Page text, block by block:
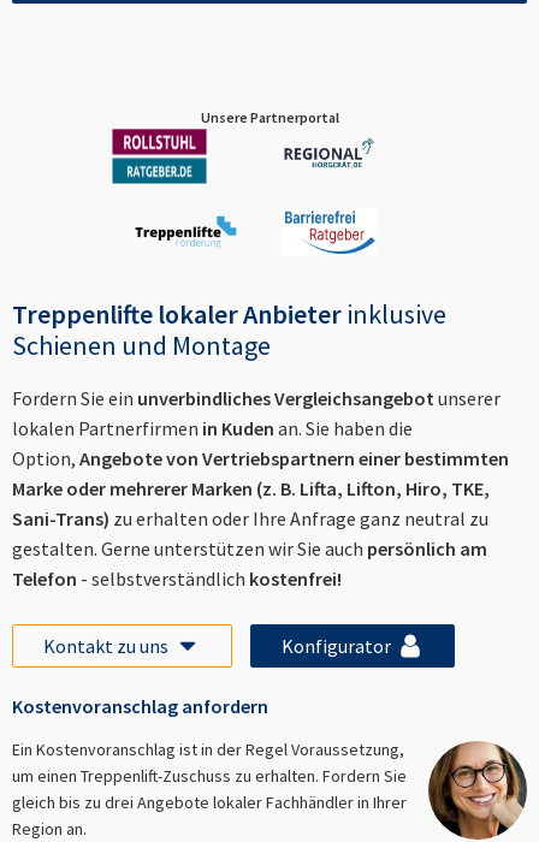
Unsere Partnerportal
Treppenlifte lokaler Anbieter inklusive
Schienen und Montage
Fordern Sie ein unverbindliches Vergleichsangebotunserer
lokalen Partnerfirmen in Kuden an. Sie haben die
Option, Angebote von Vertriebspartnern einer bestimmten
Marke oder mehrerer Marken (z. B. Lifta, Lifton, Hiro, TKE,
Sani-Trans) zu erhalten oder Ihre Anfrage ganz neutral zu
gestalten. Gerne unterstützen wir Sie auch persönlich am
Telefon - selbstverständlich kostenfrei!
Kontakt zu uns Konfigurator
Kostenvoranschlag anfordern
Ein Kostenvoranschlag ist in der Regel Voraussetzung,
um einen Treppenlift-Zuschuss zu erhalten. Fordern Sie
gleich bis zu drei Angebote lokaler Fachhändler in Ihrer
Region an.